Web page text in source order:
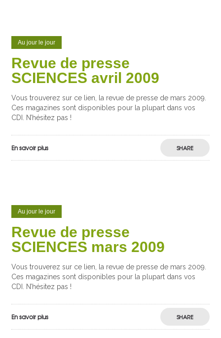
Au jour le jour
Revue de presse
SCIENCES avril 2009
Vous trouverez sur ce lien, la revue de presse de mars 2009.
Ces magazines sont disponibles pour la plupart dans vos
CDI. N’hésitez pas !
En savoir plus SHARE
Au jour le jour
Revue de presse
SCIENCES mars 2009
Vous trouverez sur ce lien, la revue de presse de mars 2009.
Ces magazines sont disponibles pour la plupart dans vos
CDI. N’hésitez pas !
En savoir plus SHARE